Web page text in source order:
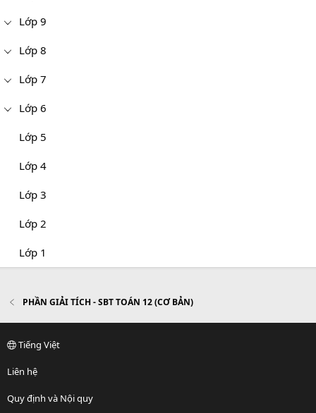
Lớp 9
Lớp 8
Lớp 7
Lớp 6
Lớp 5
Lớp 4
Lớp 3
Lớp 2
Lớp 1
PHẦN GIẢI TÍCH - SBT TOÁN 12 (CƠ BẢN)
Tiếng Việt
Liên hệ
Quy định và Nội quy